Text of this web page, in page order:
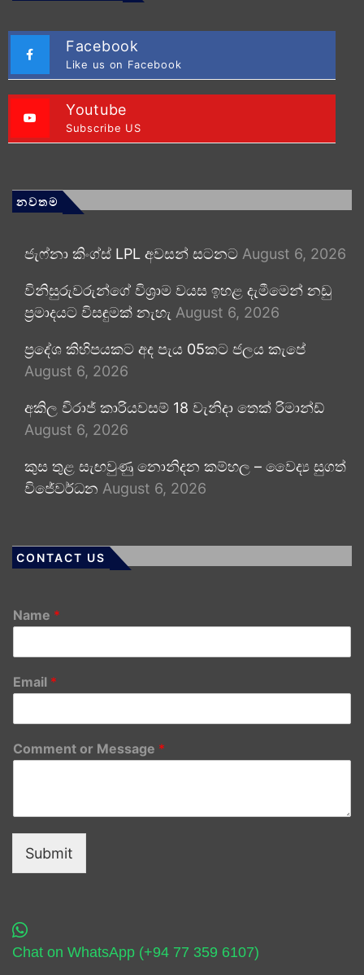
Facebook
Like us on Facebook
Youtube
Subscribe US
නවතම
ජැෆ්නා කිංග්ස් LPL අවසන් සටනට August 6, 2026
විනිසුරුවරුන්ගේ විශ්‍රාම වයස ඉහළ දැමීමෙන් නඩු
ප්‍රමාදයට විසඳුමක් නැහැ August 6, 2026
ප්‍රදේශ කිහිපයකට අද පැය 05කට ජලය කැපේ
August 6, 2026
අකිල විරාජ් කාරියවසම් 18 වැනිදා තෙක් රිමාන්ඩ්
August 6, 2026
කුස තුළ සැඟවුණු නොනිදන කම්හල – වෛද්‍ය සුගත්
විජේවර්ධන August 6, 2026
CONTACT US
Name *
Email *
Comment or Message *
Submit
Chat on WhatsApp (+94 77 359 6107)